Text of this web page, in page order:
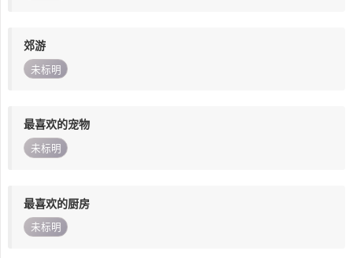
郊游
未标明
最喜欢的宠物
未标明
最喜欢的厨房
未标明